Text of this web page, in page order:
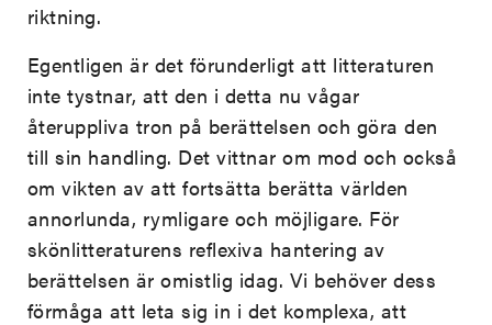
riktning.
Egentligen är det förunderligt att litteraturen
inte tystnar, att den i detta nu vågar
återuppliva tron på berättelsen och göra den
till sin handling. Det vittnar om mod och också
om vikten av att fortsätta berätta världen
annorlunda, rymligare och möjligare. För
skönlitteraturens reflexiva hantering av
berättelsen är omistlig idag. Vi behöver dess
förmåga att leta sig in i det komplexa, att